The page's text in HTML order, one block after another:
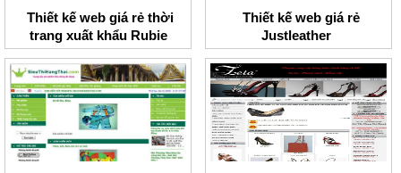
Thiết kế web giá rẻ thời
trang xuất khẩu Rubie
shop
Thiết kế web giá rẻ
Justleather